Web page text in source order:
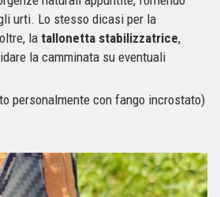
urti. Lo stesso dicasi per la
la tallonetta stabilizzatrice,
la camminata su eventuali
personalmente con fango incrostato)